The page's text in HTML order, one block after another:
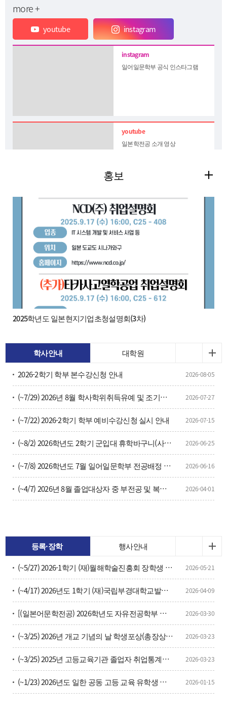
more +
youtube instagram
일어일문학부 공식 인스타그램
일본학전공 소개 영상
일본어문학전공 소개 영상
데이터가 없습니다.
홍보
2025학년도 일본현지기업초청설명회(3차)
학사안내
대학원
2026-2학기 학부 본수강신청 안내
2026-08-05
(~7/29) 2026년 8월 학사학위취득유예 및 조기졸업 신청 안내 2026-07-27
(~7/22) 2026-2학기 학부 예비수강신청 실시 안내 2026-07-15
(~8/2) 2026학년도 2학기 군입대 휴학바구니(사전휴학) 신청 안내 2026-06-25
(~7/8) 2026학년도 7월 일어일문학부 전공배정 및 변경 신청 안내 2026-06-16
(~4/7) 2026년 8월 졸업대상자 중 부전공 및 복수전공 이수자 취소 및 변경 신청 안내(해당자만 신청) 2026-04-01
등록·장학
행사안내
(~5/27) 2026-1학기 (재)월해학술진흥회 장학생 선발 추천 신청 안내
2026-05-21
(~4/17) 2026년도 1학기 (재)국립부경대학교발전기금 장선생 장학금 장학생 선발<기간연장> 2026-04-09
[(일본어문학전공) 2026학년도 자유전공학부 유형2 대학생활멘토단 선발 안내] 2026-03-30
(~3/25) 2026년 개교 기념의 날 학생포상(총장상) 대상자 선정 신청서 2026-03-23
(~3/25) 2025년 고등교육기관 졸업자 취업통계조사 업무지원 근로장학생 선발(2명) 2026-03-23
(~1/23) 2026년도 일한 공동 고등 교육 유학생 교류사업 응모 절차 및 선발 일정 (학부 1년코스) 2026-01-15